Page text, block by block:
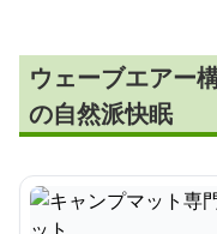
ウェーブエアー
の自然派快眠